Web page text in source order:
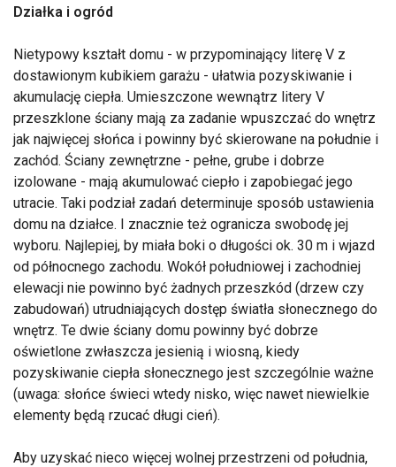
Działka i ogród
Nietypowy kształt domu - w przypominający literę V z
dostawionym kubikiem garażu - ułatwia pozyskiwanie i
akumulację ciepła. Umieszczone wewnątrz litery V
przeszklone ściany mają za zadanie wpuszczać do wnętrz
jak najwięcej słońca i powinny być skierowane na południe i
zachód. Ściany zewnętrzne - pełne, grube i dobrze
izolowane - mają akumulować ciepło i zapobiegać jego
utracie. Taki podział zadań determinuje sposób ustawienia
domu na działce. I znacznie też ogranicza swobodę jej
wyboru. Najlepiej, by miała boki o długości ok. 30 m i wjazd
od północnego zachodu. Wokół południowej i zachodniej
elewacji nie powinno być żadnych przeszkód (drzew czy
zabudowań) utrudniających dostęp światła słonecznego do
wnętrz. Te dwie ściany domu powinny być dobrze
oświetlone zwłaszcza jesienią i wiosną, kiedy
pozyskiwanie ciepła słonecznego jest szczególnie ważne
(uwaga: słońce świeci wtedy nisko, więc nawet niewielkie
elementy będą rzucać długi cień).
Aby uzyskać nieco więcej wolnej przestrzeni od południa,